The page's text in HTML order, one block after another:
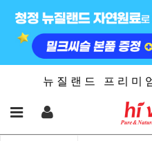
뉴 질 랜 드 프 리 미